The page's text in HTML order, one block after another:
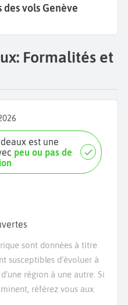
vols Genève
Formalités et
peu ou pas de
sont données à titre
susceptibles d’évoluer à
région à une autre. Si
référez vous aux